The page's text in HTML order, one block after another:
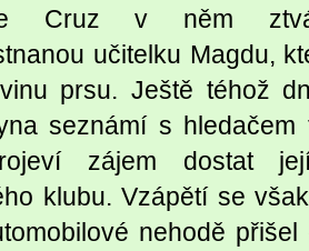
Cruz v něm
učitelku Magdu,
prsu. Ještě téhož
seznámí s hledačem
zájem dostat
klubu. Vzápětí se
nehodě